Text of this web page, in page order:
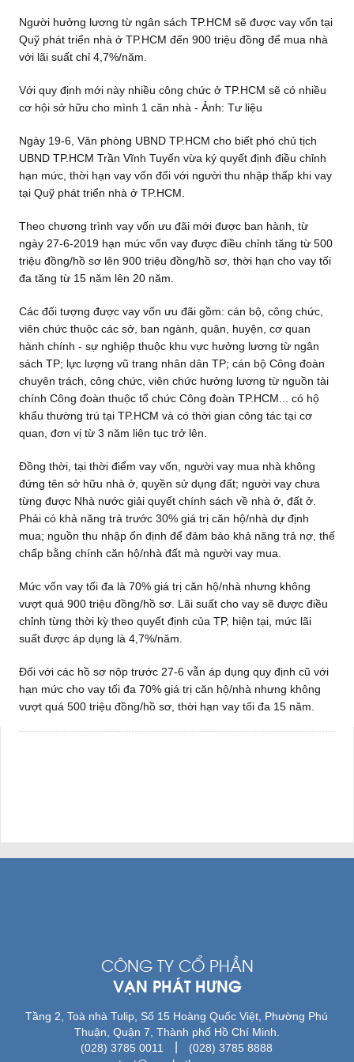
Người hưởng lương từ ngân sách TP.HCM sẽ được vay vốn tại
Quỹ phát triển nhà ở TP.HCM đến 900 triệu đồng để mua nhà
với lãi suất chỉ 4,7%/năm.
Với quy định mới này nhiều công chức ở TP.HCM sẽ có nhiều
cơ hội sở hữu cho mình 1 căn nhà - Ảnh: Tư liệu
Ngày 19-6, Văn phòng UBND TP.HCM cho biết phó chủ tịch
UBND TP.HCM Trần Vĩnh Tuyến vừa ký quyết định điều chỉnh
hạn mức, thời hạn vay vốn đối với người thu nhập thấp khi vay
tại Quỹ phát triển nhà ở TP.HCM.
Theo chương trình vay vốn ưu đãi mới được ban hành, từ
ngày 27-6-2019 hạn mức vốn vay được điều chỉnh tăng từ 500
triệu đồng/hồ sơ lên 900 triệu đồng/hồ sơ, thời hạn cho vay tối
đa tăng từ 15 năm lên 20 năm.
Các đối tượng được vay vốn ưu đãi gồm: cán bộ, công chức,
viên chức thuộc các sở, ban ngành, quận, huyện, cơ quan
hành chính - sự nghiệp thuộc khu vực hưởng lương từ ngân
sách TP; lực lượng vũ trang nhân dân TP; cán bộ Công đoàn
chuyên trách, công chức, viên chức hưởng lương từ nguồn tài
chính Công đoàn thuộc tổ chức Công đoàn TP.HCM... có hộ
khẩu thường trú tại TP.HCM và có thời gian công tác tại cơ
quan, đơn vị từ 3 năm liên tục trở lên.
Đồng thời, tại thời điểm vay vốn, người vay mua nhà không
đứng tên sở hữu nhà ở, quyền sử dụng đất; người vay chưa
từng được Nhà nước giải quyết chính sách về nhà ở, đất ở.
Phải có khả năng trả trước 30% giá trị căn hộ/nhà dự định
mua; nguồn thu nhập ổn định để đảm bảo khả năng trả nợ, thế
chấp bằng chính căn hộ/nhà đất mà người vay mua.
Mức vốn vay tối đa là 70% giá trị căn hộ/nhà nhưng không
vượt quá 900 triệu đồng/hồ sơ. Lãi suất cho vay sẽ được điều
chỉnh từng thời kỳ theo quyết định của TP, hiện tại, mức lãi
suất được áp dụng là 4,7%/năm.
Đối với các hồ sơ nộp trước 27-6 vẫn áp dụng quy định cũ với
hạn mức cho vay tối đa 70% giá trị căn hộ/nhà nhưng không
vượt quá 500 triệu đồng/hồ sơ, thời hạn vay tối đa 15 năm.
CÔNG TY CỔ PHẦN
VẠN PHÁT HƯNG
Tầng 2, Toà nhà Tulip, Số 15 Hoàng Quốc Việt, Phường Phú
Thuận, Quận 7, Thành phố Hồ Chí Minh.
(028) 3785 0011
(028) 3785 8888